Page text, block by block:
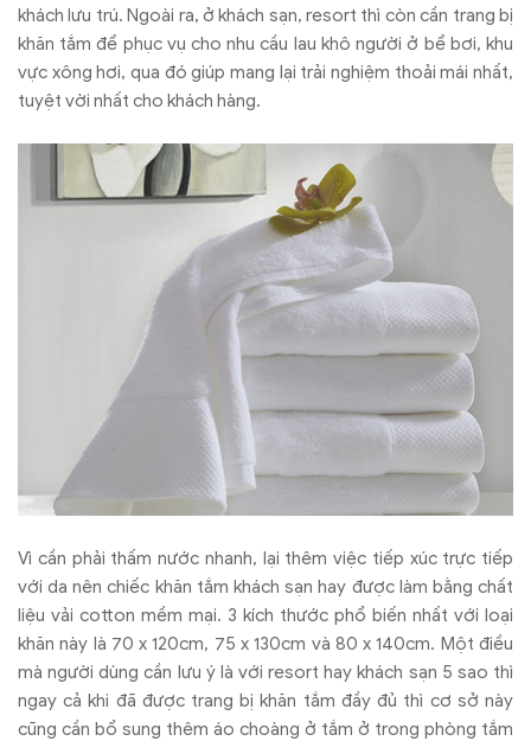
khách lưu trú. Ngoài ra, ở khách sạn, resort thì còn cần trang bị
khăn tắm để phục vụ cho nhu cầu lau khô người ở bể bơi, khu
vực xông hơi, qua đó giúp mang lại trải nghiệm thoải mái nhất,
tuyệt vời nhất cho khách hàng.
Vì cần phải thấm nước nhanh, lại thêm việc tiếp xúc trực tiếp
với da nên chiếc khăn tắm khách sạn hay được làm bằng chất
liệu vải cotton mềm mại. 3 kích thước phổ biến nhất với loại
khăn này là 70 x 120cm, 75 x 130cm và 80 x 140cm. Một điều
mà người dùng cần lưu ý là với resort hay khách sạn 5 sao thì
ngay cả khi đã được trang bị khăn tắm đầy đủ thì cơ sở này
cũng cần bổ sung thêm áo choàng ở tắm ở trong phòng tắm